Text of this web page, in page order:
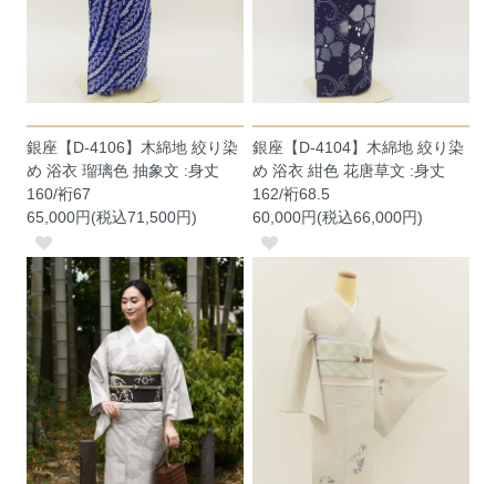
銀座【D-4106】木綿地 絞り染
め 浴衣 瑠璃色 抽象文 :身丈
160/裄67
65,000円(税込71,500円)
銀座【D-4104】木綿地 絞り染
め 浴衣 紺色 花唐草文 :身丈
162/裄68.5
60,000円(税込66,000円)